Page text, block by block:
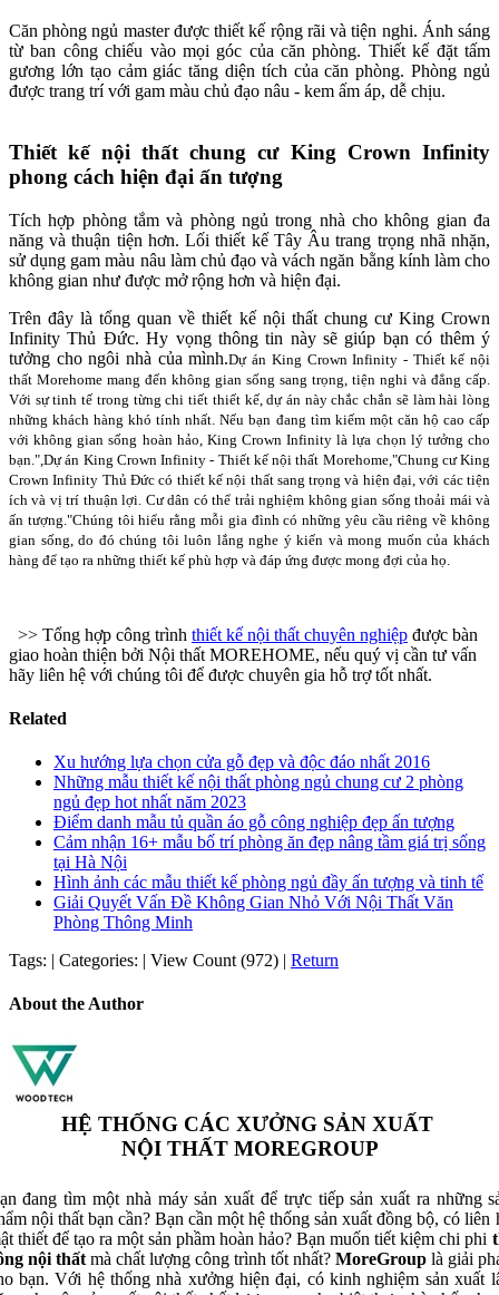
Căn phòng ngủ master được thiết kế rộng rãi và tiện nghi. Ánh sáng
từ ban công chiếu vào mọi góc của căn phòng. Thiết kế đặt tấm
gương lớn tạo cảm giác tăng diện tích của căn phòng. Phòng ngủ
được trang trí với gam màu chủ đạo nâu - kem ấm áp, dễ chịu.
Thiết kế nội thất chung cư King Crown Infinity
phong cách hiện đại ấn tượng
Tích hợp phòng tắm và phòng ngủ trong nhà cho không gian đa
năng và thuận tiện hơn. Lối thiết kế Tây Âu trang trọng nhã nhặn,
sử dụng gam màu nâu làm chủ đạo và vách ngăn bằng kính làm cho
không gian như được mở rộng hơn và hiện đại.
Trên đây là tổng quan về thiết kế nội thất chung cư King Crown
Infinity Thủ Đức. Hy vọng thông tin này sẽ giúp bạn có thêm ý
tưởng cho ngôi nhà của mình.Dự án King Crown Infinity - Thiết kế nội
thất Morehome mang đến không gian sống sang trọng, tiện nghi và đẳng cấp.
Với sự tinh tế trong từng chi tiết thiết kế, dự án này chắc chắn sẽ làm hài lòng
những khách hàng khó tính nhất. Nếu bạn đang tìm kiếm một căn hộ cao cấp
với không gian sống hoàn hảo, King Crown Infinity là lựa chọn lý tưởng cho
bạn.",Dự án King Crown Infinity - Thiết kế nội thất Morehome,"Chung cư King
Crown Infinity Thủ Đức có thiết kế nội thất sang trọng và hiện đại, với các tiện
ích và vị trí thuận lợi. Cư dân có thể trải nghiệm không gian sống thoải mái và
ấn tượng."Chúng tôi hiểu rằng mỗi gia đình có những yêu cầu riêng về không
gian sống, do đó chúng tôi luôn lắng nghe ý kiến ​​và mong muốn của khách
hàng để tạo ra những thiết kế phù hợp và đáp ứng được mong đợi của họ.
>> Tổng hợp công trình thiết kế nội thất chuyên nghiệp được bàn
giao hoàn thiện bởi Nội thất MOREHOME, nếu quý vị cần tư vấn
hãy liên hệ với chúng tôi để được chuyên gia hỗ trợ tốt nhất.
Related
Xu hướng lựa chọn cửa gỗ đẹp và độc đáo nhất 2016
Những mẫu thiết kế nội thất phòng ngủ chung cư 2 phòng
ngủ đẹp hot nhất năm 2023
Điểm danh mẫu tủ quần áo gỗ công nghiệp đẹp ấn tượng
Cảm nhận 16+ mẫu bố trí phòng ăn đẹp nâng tầm giá trị sống
tại Hà Nội
Hình ảnh các mẫu thiết kế phòng ngủ đầy ấn tượng và tinh tế
Giải Quyết Vấn Đề Không Gian Nhỏ Với Nội Thất Văn
Phòng Thông Minh
Tags: | Categories: | View Count (972) | Return
About the Author
HỆ THỐNG CÁC XƯỞNG SẢN XUẤT
NỘI THẤT MOREGROUP
đang tìm một nhà máy sản xuất để trực tiếp sản xuất ra những
nội thất bạn cần? Bạn cần một hệ thống sản xuất đồng bộ, có liên
thiết để tạo ra một sản phầm hoàn hảo? Bạn muốn tiết kiệm chi phi
nội thấtmà chất lượng công trình tốt nhất? MoreGrouplà giải
bạn. Với hệ thống nhà xưởng hiện đại, có kinh nghiệm sản xuất